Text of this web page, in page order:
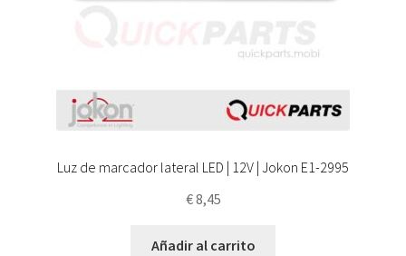
Luz de marcador lateral LED | 12V | Jokon E1-2995
€8,45
Añadir al carrito